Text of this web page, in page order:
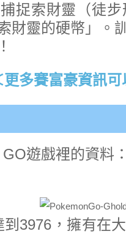
捉索財靈（徒
財靈的硬幣」。
更多賽富豪資訊
遊戲裡的資料：
3976，擁有在